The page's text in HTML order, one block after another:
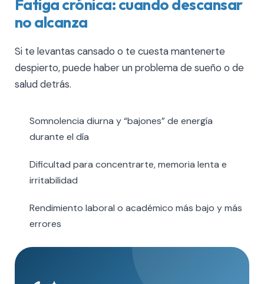
Fatiga crónica: cuando descansar
no alcanza
Si te levantas cansado o te cuesta mantenerte
despierto, puede haber un problema de sueño o de
salud detrás.
Somnolencia diurna y “bajones” de energía
durante el día
Dificultad para concentrarte, memoria lenta e
irritabilidad
Rendimiento laboral o académico más bajo y más
errores